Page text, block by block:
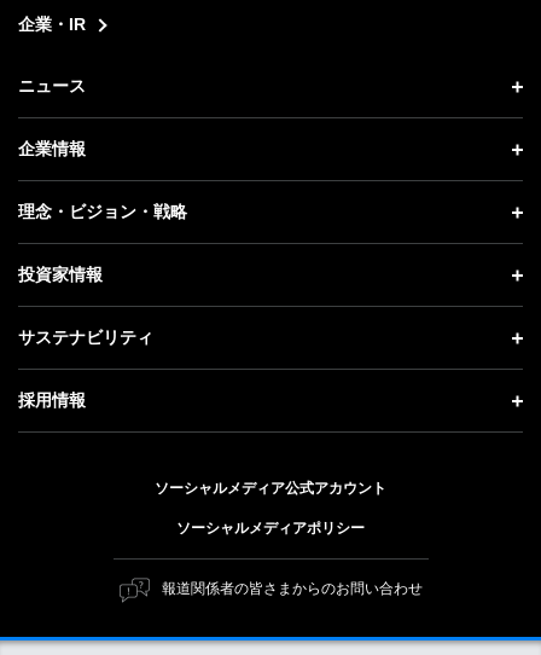
企業・IR
ニュース
ニュース トップ
プレスリリース
更新情報
記者説明会
企業情報
企業情報 トップ
社長メッセージ
事業紹介
ガバナンス
理念・ビジョン・戦略
理念・ビジョン・戦略 トップ
成長戦略「Activate AI for Society」
人材戦略
投資家情報
投資家情報 トップ
経営方針
個人投資家の皆さまへ
株式と社債について
サステナビリティ
サステナビリティ トップ
トップメッセージ
ESG方針・体制
マテリアリティ（重要課題）
ESGの主な取り組み
採用情報
障がい者採用
ソフトバンク クルー採用
ソーシャルメディア公式アカウント
ソーシャルメディアポリシー
報道関係者の皆さまからのお問い合わせ